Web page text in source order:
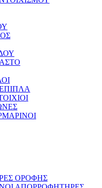
ΟΡΟΦΗΣ